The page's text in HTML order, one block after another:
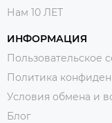
Нам 10 ЛЕТ
ИНФОРМАЦИЯ
Пользовательское
Политика
Условия обмена и
Блог